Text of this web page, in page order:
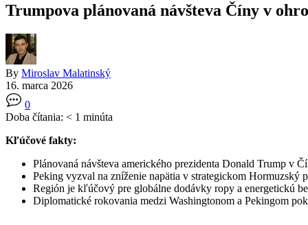
Trumpova plánovaná návšteva Číny v
By Miroslav Malatinský
16. marca 2026
0
Doba čítania: < 1 minúta
Kľúčové fakty:
Plánovaná návšteva amerického prezidenta Donald Trump v
Peking vyzval na zníženie napätia v strategickom Hormuzský
Región je kľúčový pre globálne dodávky ropy a energetickú
Diplomatické rokovania medzi Washingtonom a Pekingom